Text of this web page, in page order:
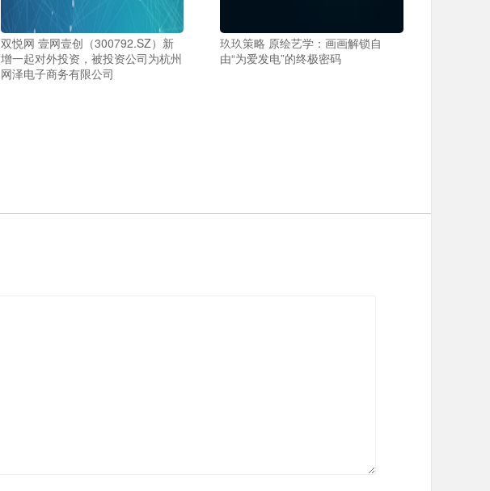
双悦网 壹网壹创（300792.SZ）新
增一起对外投资，被投资公司为杭州
网泽电子商务有限公司
玖玖策略 原绘艺学：画画解锁自
由“为爱发电”的终极密码